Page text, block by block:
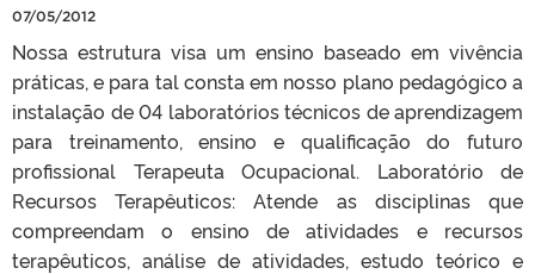
07/05/2012
Nossa estrutura visa um ensino baseado em vivência
práticas, e para tal consta em nosso plano pedagógico a
instalação de 04 laboratórios técnicos de aprendizagem
para treinamento, ensino e qualificação do futuro
profissional Terapeuta Ocupacional. Laboratório de
Recursos Terapêuticos: Atende as disciplinas que
compreendam o ensino de atividades e recursos
terapêuticos, análise de atividades, estudo teórico e